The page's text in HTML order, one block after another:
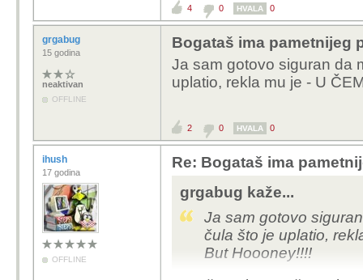
4 0 HVALA 0
grgabug
15 godina
neaktivan
OFFLINE
Bogataš ima pametnijeg
Ja sam gotovo siguran da
uplatio, rekla mu je - U
2 0 HVALA 0
ihush
17 godina
OFFLINE
Re: Bogataš ima
grgabug kaže...
Ja sam gotovo
čula što je uplatio,
But Hoooney!!!!